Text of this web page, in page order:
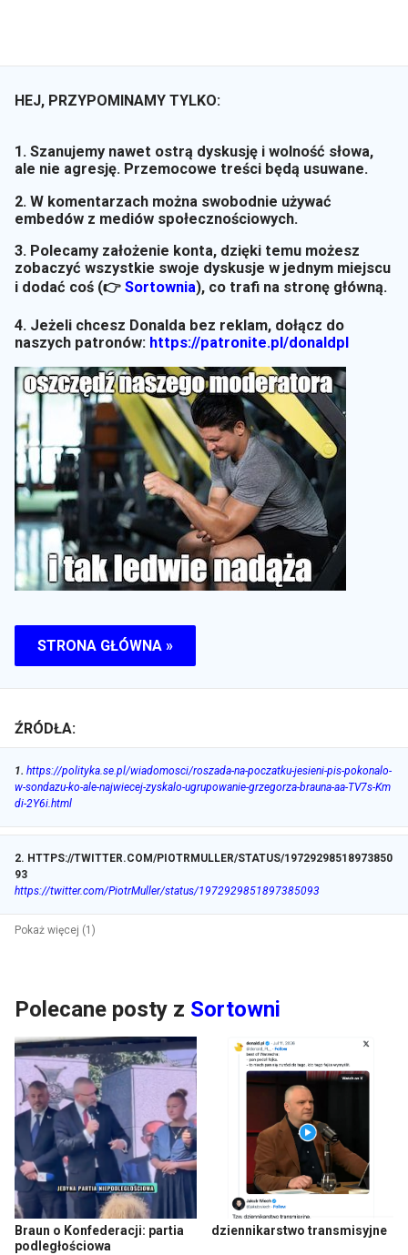
HEJ, PRZYPOMINAMY TYLKO:
1. Szanujemy nawet ostrą dyskusję i wolność słowa,
ale nie agresję. Przemocowe treści będą usuwane.
2. W komentarzach można swobodnie używać
embedów z mediów społecznościowych.
3. Polecamy założenie konta, dzięki temu możesz
zobaczyć wszystkie swoje dyskusje w jednym miejscu
i dodać coś (👉 Sortownia), co trafi na stronę główną.
4. Jeżeli chcesz Donalda bez reklam, dołącz do
naszych patronów: https://patronite.pl/donaldpl
STRONA GŁÓWNA »
ŹRÓDŁA:
1. https://polityka.se.pl/wiadomosci/roszada-na-poczatku-jesieni-pis-pokonalo-
w-sondazu-ko-ale-najwiecej-zyskalo-ugrupowanie-grzegorza-brauna-aa-TV7s-Km
di-2Y6i.html
2. HTTPS://TWITTER.COM/PIOTRMULLER/STATUS/19729298518973850
93
https://twitter.com/PiotrMuller/status/1972929851897385093
Pokaż więcej (1)
Polecane posty z Sortowni
Braun o Konfederacji: partia
podległościowa
dziennikarstwo transmisyjne